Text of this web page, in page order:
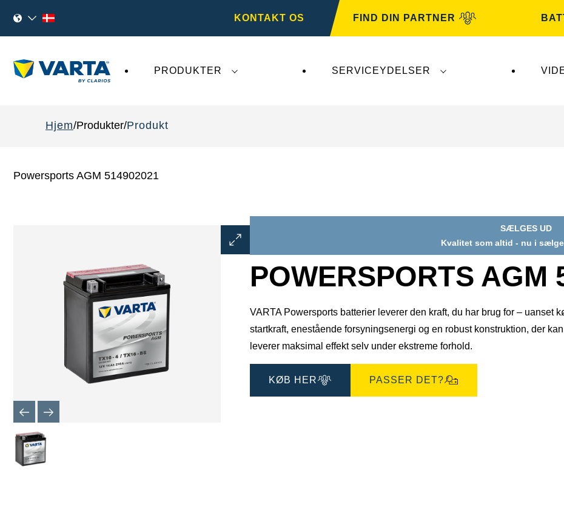
KONTAKT OS FIND DIN PARTNER
PRODUKTER SERVICEYDELSER
Hjem Produkter Produkt
Powersports AGM 514902021
Åbn
billeddialog
SÆLGES UD
Kvalitet som altid - nu i
POWERSPORTS AGM
VARTA Powersports batterier leverer den kraft, du har brug for –
startkraft, enestående forsyningsenergi og en robust konstruktion, der
leverer maksimal effekt selv under ekstreme forhold.
KØB HER PASSER DET?